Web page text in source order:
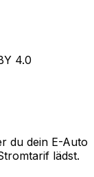
4.0
du dein E-Auto
lädst.